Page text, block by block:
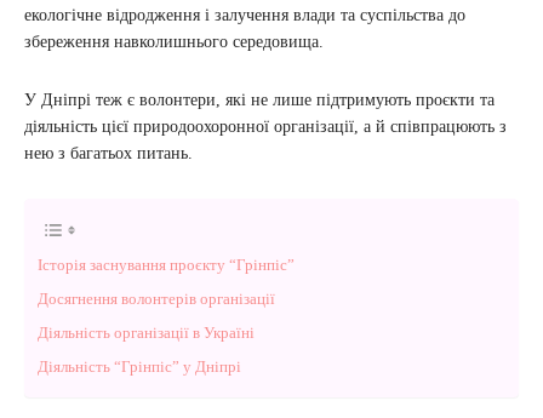
екологічне відродження і залучення влади та суспільства до
збереження навколишнього середовища.
У Дніпрі теж є волонтери, які не лише підтримують проєкти та
діяльність цієї природоохоронної організації, а й співпрацюють з
нею з багатьох питань.
Історія заснування проєкту “Грінпіс”
Досягнення волонтерів організації
Діяльність організації в Україні
Діяльність “Грінпіс” у Дніпрі